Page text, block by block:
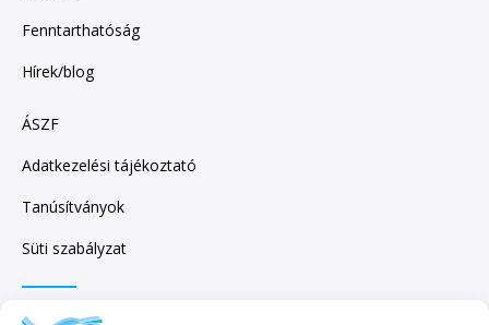
Fenntarthatóság
Hírek/blog
ÁSZF
Adatkezelési tájékoztató
Tanúsítványok
Süti szabályzat